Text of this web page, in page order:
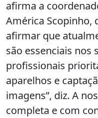
afirma a
América Scopinho,
afirmar que
são essenciais nos
profissionais
aparelhos e
imagens”, diz. A
completa e com